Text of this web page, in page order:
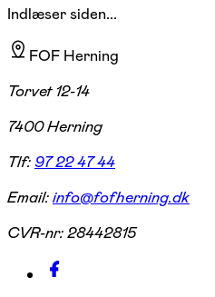
Indlæser siden...
FOF Herning
Torvet 12-14
7400 Herning
Tlf:97 22 47 44
Email:info@fofherning.dk
CVR-nr:28442815